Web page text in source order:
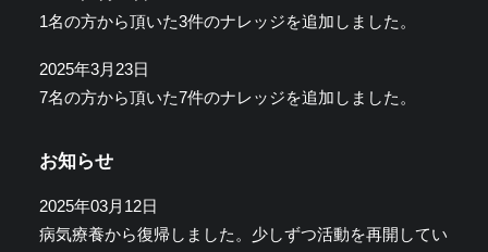
1名の方から頂いた3件のナレッジを追加しました。
2025年3月23日
7名の方から頂いた7件のナレッジを追加しました。
お知らせ
2025年03月12日
病気療養から復帰しました。少しずつ活動を再開してい